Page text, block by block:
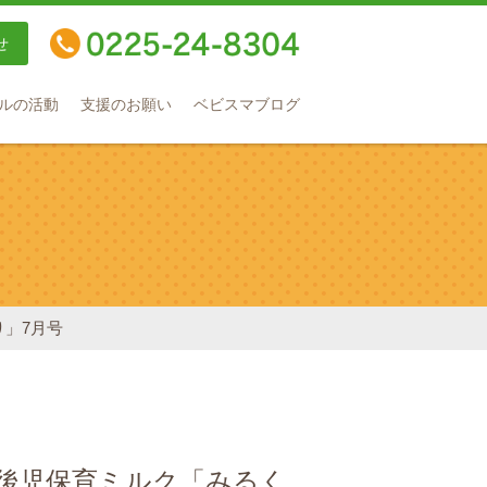
の活動 支援のお願い ベビスマブログ
7月号
保育ミルク「みるく